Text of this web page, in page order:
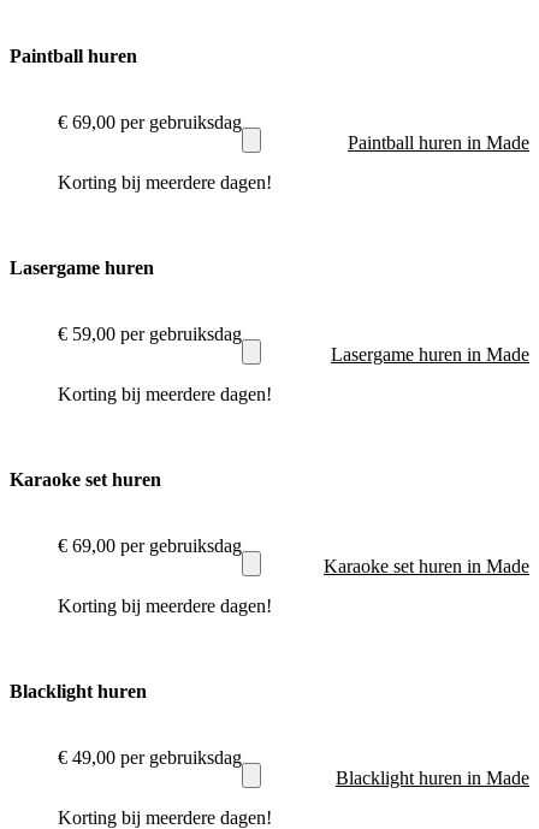
Paintball huren
€ 69,00 per gebruiksdag
Korting bij meerdere dagen!
Paintball huren in Made
Lasergame huren
€ 59,00 per gebruiksdag
Korting bij meerdere dagen!
Lasergame huren in Made
Karaoke set huren
€ 69,00 per gebruiksdag
Korting bij meerdere dagen!
Karaoke set huren in Made
Blacklight huren
€ 49,00 per gebruiksdag
Korting bij meerdere dagen!
Blacklight huren in Made